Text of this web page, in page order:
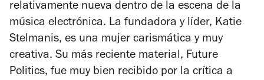
relativamente nueva dentro de la escena de la
música electrónica. La fundadora y líder, Katie
Stelmanis, es una mujer carismática y muy
creativa. Su más reciente material, Future
Politics, fue muy bien recibido por la crítica a